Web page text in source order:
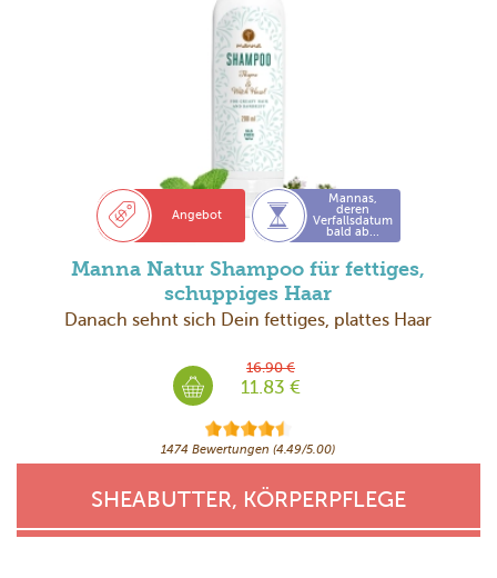
Angebot
Mannas,
deren
Verfallsdatum
bald ab...
Manna Natur Shampoo für fettiges,
schuppiges Haar
Danach sehnt sich Dein fettiges, plattes Haar
16.90 €
11.83 €
1474 Bewertungen (4.49/5.00)
SHEABUTTER, KÖRPERPFLEGE